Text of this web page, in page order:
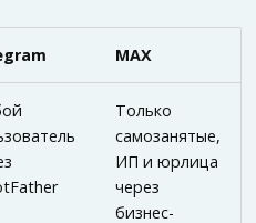
MAX
Только
самозанятые,
ИП и юрлица
через
бизнес-